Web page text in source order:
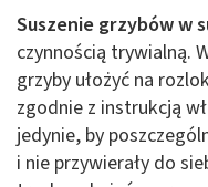
Suszenie grzybów w
czynnością trywialną.
grzyby ułożyć na
zgodnie z instrukcją
jedynie, by
i nie przywierały do